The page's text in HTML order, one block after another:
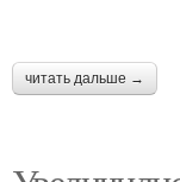
читать дальше →